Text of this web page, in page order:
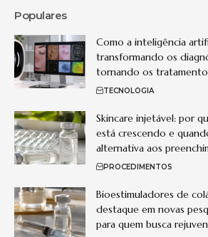
Populares
Como a inteligência
transformando os
tornando os
TECNOLOGIA
Skincare injetável: por
está crescendo e
alternativa aos
PROCEDIMENTOS
Bioestimuladores de
destaque em novas
para quem busca